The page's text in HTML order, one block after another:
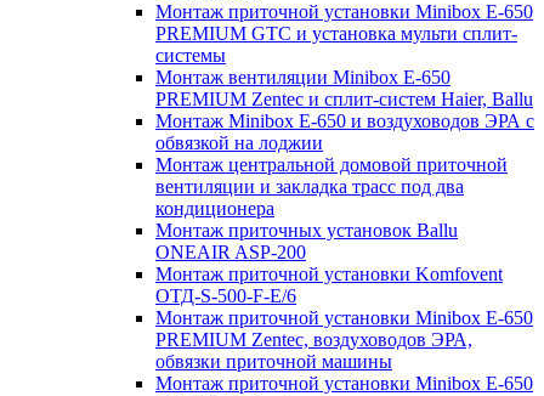
Монтаж приточной установки Minibox E-650
PREMIUM GTC и установка мульти сплит-
системы
Монтаж вентиляции Minibox E-650
PREMIUM Zentec и сплит-систем Haier, Ballu
Монтаж Minibox E-650 и воздуховодов ЭРА с
обвязкой на лоджии
Монтаж центральной домовой приточной
вентиляции и закладка трасс под два
кондиционера
Монтаж приточных установок Ballu
ONEAIR ASP-200
Монтаж приточной установки Komfovent
ОТД-S-500-F-E/6
Монтаж приточной установки Minibox E-650
PREMIUM Zentec, воздуховодов ЭРА,
обвязки приточной машины
Монтаж приточной установки Minibox E-650